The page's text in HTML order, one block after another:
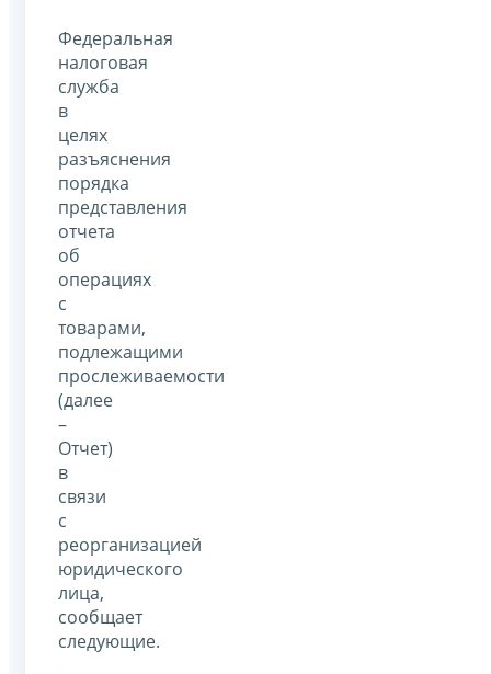
Федеральная
налоговая
служба
в
целях
разъяснения
порядка
представления
отчета
об
операциях
с
товарами,
подлежащими
прослеживаемости
(далее
–
Отчет)
в
связи
с
реорганизацией
юридического
лица,
сообщает
следующие.